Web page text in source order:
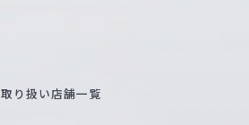
取り扱い店舗一覧